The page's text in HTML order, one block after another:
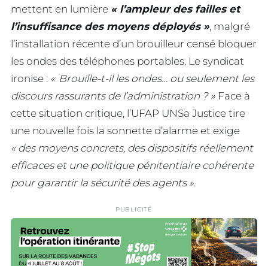
mettent en lumière « l’ampleur des failles et
l’insuffisance des moyens déployés », malgré
l’installation récente d’un brouilleur censé bloquer
les ondes des téléphones portables. Le syndicat
ironise : « Brouille-t-il les ondes… ou seulement les
discours rassurants de l’administration ? » Face à
cette situation critique, l’UFAP UNSa Justice tire
une nouvelle fois la sonnette d’alarme et exige
« des moyens concrets, des dispositifs réellement
efficaces et une politique pénitentiaire cohérente
pour garantir la sécurité des agents ».
PUBLICITÉ